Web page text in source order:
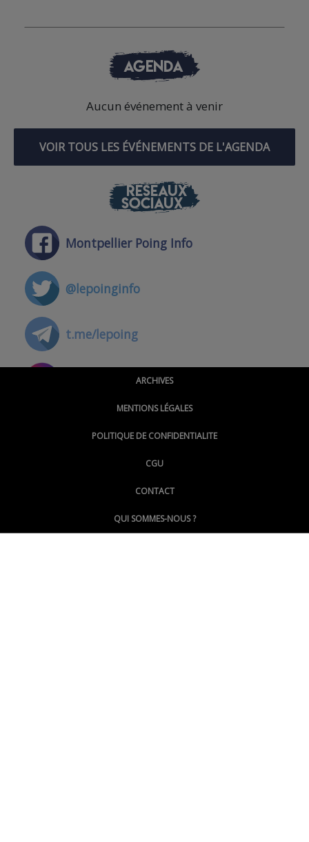
AGENDA
Aucun événement à venir
VOIR TOUS LES ÉVÉNEMENTS DE L'AGENDA
RÉSEAUX
SOCIAUX
Montpellier Poing Info
@lepoinginfo
t.me/lepoing
@montpellierpoinginfo
@LePoingMontpellier
ARCHIVES
MENTIONS LÉGALES
POLITIQUE DE CONFIDENTIALITE
CGU
CONTACT
QUI SOMMES-NOUS ?